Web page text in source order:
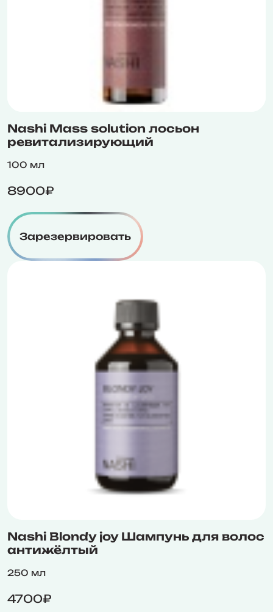
Nashi Mass solution лосьон
ревитализирующий
100 мл
8900₽
Зарезервировать
Nashi Blondy joy Шампунь для волос
антижёлтый
250 мл
4700₽